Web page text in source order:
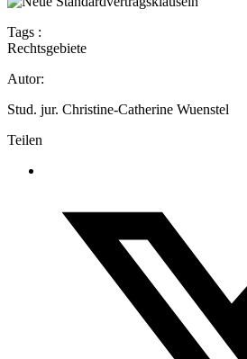
Tags :
Rechtsgebiete
Autor:
Stud. jur. Christine-Catherine Wuenstel
Teilen